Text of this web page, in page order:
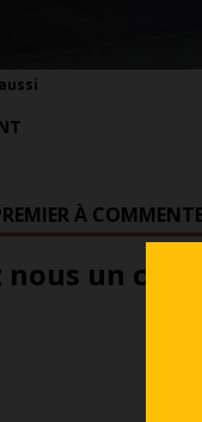
À
nous un